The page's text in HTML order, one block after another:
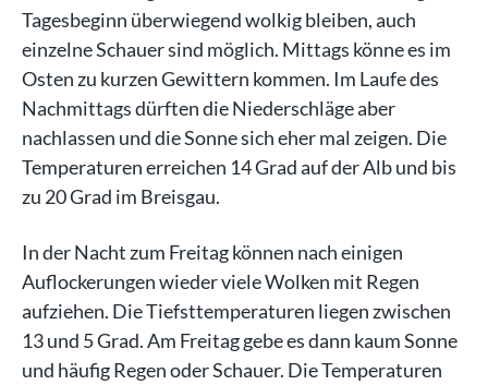
Tagesbeginn überwiegend wolkig bleiben, auch
einzelne Schauer sind möglich. Mittags könne es im
Osten zu kurzen Gewittern kommen. Im Laufe des
Nachmittags dürften die Niederschläge aber
nachlassen und die Sonne sich eher mal zeigen. Die
Temperaturen erreichen 14 Grad auf der Alb und bis
zu 20 Grad im Breisgau.
In der Nacht zum Freitag können nach einigen
Auflockerungen wieder viele Wolken mit Regen
aufziehen. Die Tiefsttemperaturen liegen zwischen
13 und 5 Grad. Am Freitag gebe es dann kaum Sonne
und häufig Regen oder Schauer. Die Temperaturen